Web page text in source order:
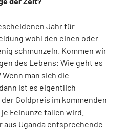
Jahr für
wohl den einen oder
schmunzeln. Kommen wir
des Lebens: Wie geht es
man sich die
ist es eigentlich
Goldpreis im kommenden
Feinunze fallen wird.
aus Uganda entsprechende